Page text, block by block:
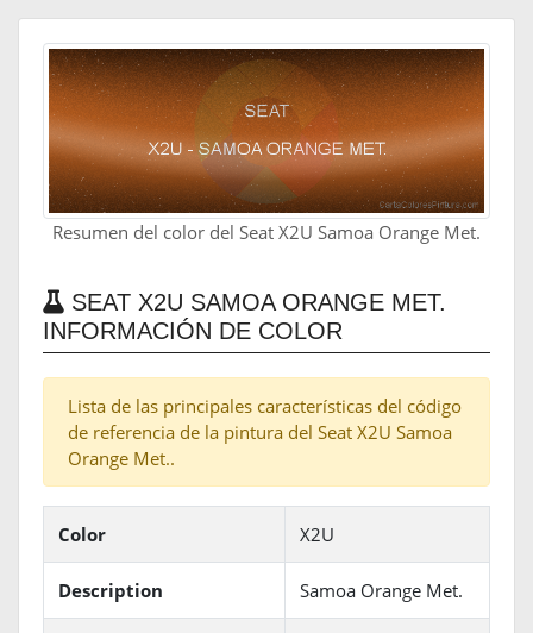
Resumen del color del Seat X2U Samoa Orange Met.
SEAT X2U SAMOA ORANGE MET.
INFORMACIÓN DE COLOR
Lista de las principales características del código
de referencia de la pintura del Seat X2U Samoa
Orange Met..
Color X2U
Description Samoa Orange Met.